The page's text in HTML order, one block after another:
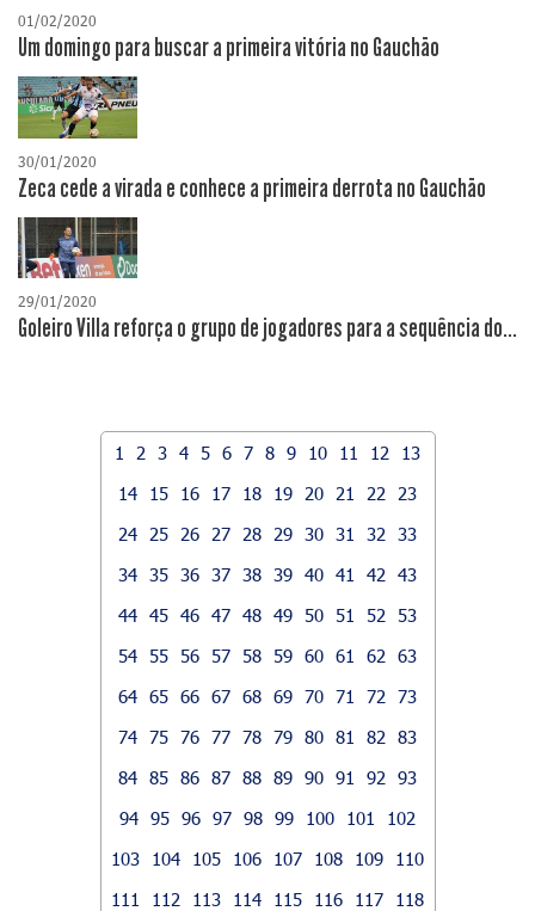
01/02/2020
Um domingo para buscar a primeira vitória no Gauchão
30/01/2020
Zeca cede a virada e conhece a primeira derrota no Gauchão
29/01/2020
Goleiro Villa reforça o grupo de jogadores para a sequência do...
1 2 3 4 5 6 7 8 9 10 11 12
13
14
15 16 17 18 19 20 21 22
23
24
25 26 27 28 29 30 31 32
33
34 35 36 37 38 39 40 41 42
43
44 45 46 47 48 49 50 51 52
53
54 55 56 57 58 59 60 61 62
63
64 65 66 67 68 69 70 71 72
73
74 75 76 77 78 79 80 81 82
83
84 85 86 87 88 89 90 91 92
93
94 95 96 97 98 99 100 101
102
103
104 105 106 107 108 109
110
111
112 113 114 115 116 117
118